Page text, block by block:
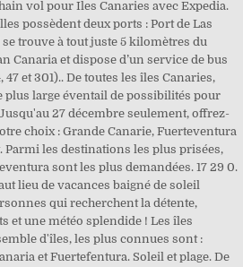
vol pour Iles Canaries avec Expedia.
possèdent deux ports : Port de Las
trouve à tout juste 5 kilomètres du
Canaria et dispose d’un service de bus
47 et 301).. De toutes les îles Canaries,
plus large éventail de possibilités pour
27 décembre seulement, offrez-
choix : Grande Canarie, Fuerteventura
Parmi les destinations les plus prisées,
sont les plus demandées. 17 29 0.
lieu de vacances baigné de soleil
qui recherchent la détente,
et une météo splendide ! Les îles
d'îles, les plus connues sont :
et Fuertefentura. Soleil et plage. De